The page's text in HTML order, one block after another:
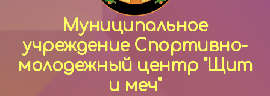
Муниципальное
учреждение Спортивно-
молодежный центр "Щит
и меч"